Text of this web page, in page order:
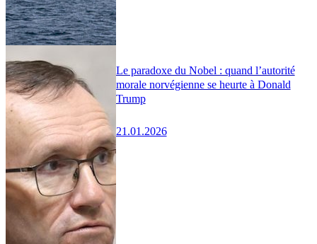
Le paradoxe du Nobel : quand l’autorité
morale norvégienne se heurte à Donald
Trump
21.01.2026